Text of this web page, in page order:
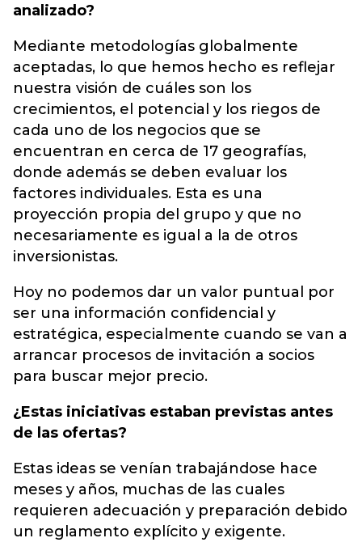
analizado?
Mediante metodologías globalmente
aceptadas, lo que hemos hecho es reflejar
nuestra visión de cuáles son los
crecimientos, el potencial y los riegos de
cada uno de los negocios que se
encuentran en cerca de 17 geografías,
donde además se deben evaluar los
factores individuales. Esta es una
proyección propia del grupo y que no
necesariamente es igual a la de otros
inversionistas.
Hoy no podemos dar un valor puntual por
ser una información confidencial y
estratégica, especialmente cuando se van a
arrancar procesos de invitación a socios
para buscar mejor precio.
¿Estas iniciativas estaban previstas antes
de las ofertas?
Estas ideas se venían trabajándose hace
meses y años, muchas de las cuales
requieren adecuación y preparación debido
un reglamento explícito y exigente.